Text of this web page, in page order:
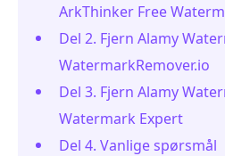
ArkThinker Free
Del 2. Fjern Alamy
WatermarkRemover.io
Del 3. Fjern Alamy
Watermark Expert
Del 4. Vanlige spørsmål